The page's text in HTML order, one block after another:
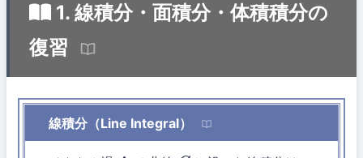
1. 線積分・面積分・体積積分の
復習
線積分（Line Integral）